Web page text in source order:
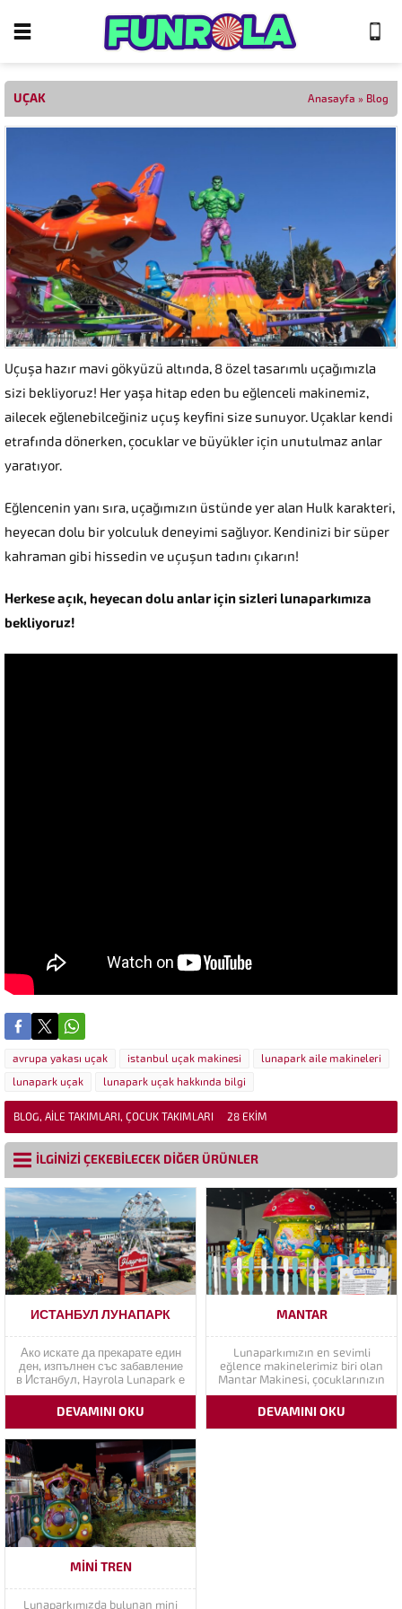
UÇAK Anasayfa » Blog
Uçuşa hazır mavi gökyüzü altında, 8 özel tasarımlı uçağımızla
sizi bekliyoruz! Her yaşa hitap eden bu eğlenceli makinemiz,
ailecek eğlenebilceğiniz uçuş keyfini size sunuyor. Uçaklar kendi
etrafında dönerken, çocuklar ve büyükler için unutulmaz anlar
yaratıyor.
Eğlencenin yanı sıra, uçağımızın üstünde yer alan Hulk karakteri,
heyecan dolu bir yolculuk deneyimi sağlıyor. Kendinizi bir süper
kahraman gibi hissedin ve uçuşun tadını çıkarın!
Herkese açık, heyecan dolu anlar için sizleri lunaparkımıza
bekliyoruz!
avrupa yakası uçak istanbul uçak makinesi
lunapark aile makineleri
lunapark uçak
lunapark uçak hakkında bilgi
BLOG, AILE TAKIMLARI, ÇOCUK TAKIMLARI 28 EKIM
İLGİNİZİ ÇEKEBİLECEK DİĞER ÜRÜNLER
ИСТАНБУЛ ЛУНАПАРК
Ако искате да прекарате един
ден, изпълнен със забавление
в Истанбул, Hayrola Lunapark е
перфектното място за вас!
Разположен в Авджълар, край
морето, този вълшебен
лунапарк предлага
незабравими моменти както за
деца, така и за възрастни. Със
своите просторни игрални...
DEVAMINI OKU
MANTAR
Lunaparkımızın en sevimli
eğlence makinelerimiz biri olan
Mantar Makinesi, çocuklarınızın
neşe dolu dakikalar geçireceği
eşsiz bir deneyim sunuyor.
Ortasında büyük bir mantar
figürü ve etrafında dönen altı
DEVAMINI OKU
MINI TREN
Lunaparkımızda bulunan mini